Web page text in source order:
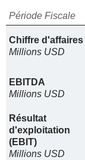
Période Fiscale
Chiffre d'affaires
Millions USD
EBITDA
Millions USD
Résultat
d'exploitation
(EBIT)
Millions USD